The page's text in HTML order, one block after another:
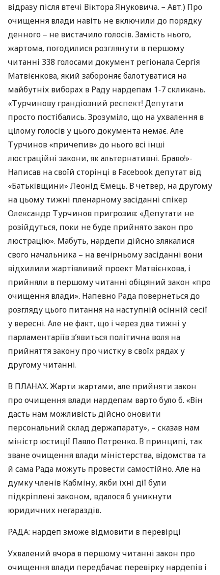
відразу після втечі Віктора Януковича. – Авт.) Про
очищення влади навіть не включили до порядку
денного – не вистачило голосів. Замість нього,
жартома, погодилися розглянути в першому
читанні 338 голосами документ регіонала Сергія
Матвієнкова, який забороняє балотуватися на
майбутніх виборах в Раду нардепам 1-7 скликань.
«Турчинову грандіозний респект! Депутати
просто постібались. Зрозуміло, що на ухвалення в
цілому голосів у цього документа немає. Але
Турчинов «причепив» до нього всі інші
люстраційні закони, як альтернативні. Браво!»-
Написав на своїй сторінці в Facebook депутат від
«Батьківщини» Леонід Ємець. В четвер, на другому
на цьому тижні пленарному засіданні спікер
Олександр Турчинов пригрозив: «Депутати не
розійдуться, поки не буде прийнято закон про
люстрацію». Мабуть, нардепи дійсно злякалися
свого начальника – на вечірньому засіданні вони
відхилили жартівливий проект Матвієнкова, і
прийняли в першому читанні обіцяний закон «про
очищення влади». Напевно Рада повернеться до
розгляду цього питання на наступній осінній сесії
у вересні. Але не факт, що і через два тижні у
парламентаріїв з’явиться політична воля на
прийняття закону про чистку в своїх рядах у
другому читанні.
В ПЛАНАХ. Жарти жартами, але прийняти закон
про очищення влади нардепам варто було б. «Він
дасть нам можливість дійсно оновити
персональний склад держапарату», – сказав нам
міністр юстиції Павло Петренко. В принципі, так
зване очищення влади міністерства, відомства та
й сама Рада можуть провести самостійно. Але на
думку членів Кабміну, якби їхні дії були
підкріплені законом, вдалося б уникнути
юридичних негараздів.
РАДА: нардеп зможе відмовити в перевірці
Ухвалений вчора в першому читанні закон про
очищення влади передбачає перевірку нардепів і